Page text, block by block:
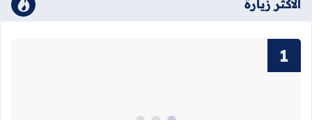
الأكثر زيارة